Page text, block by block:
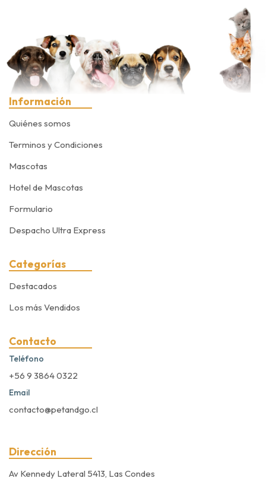
Información
Quiénes somos
Terminos y Condiciones
Mascotas
Hotel de Mascotas
Formulario
Despacho Ultra Express
Categorías
Destacados
Los más Vendidos
Contacto
Teléfono
+56 9 3864 0322
Email
contacto@petandgo.cl
Dirección
Av Kennedy Lateral 5413, Las Condes